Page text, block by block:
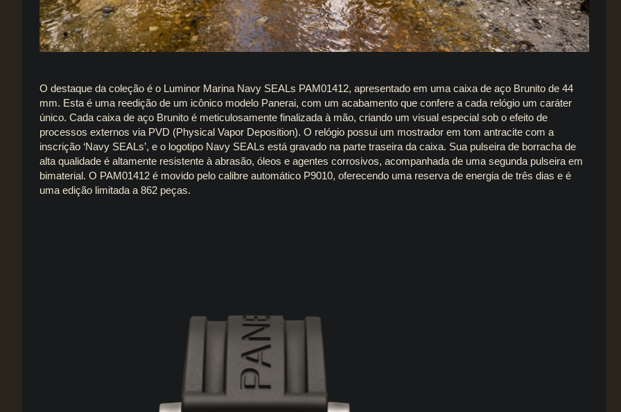
O destaque da coleção é o Luminor Marina Navy SEALs PAM01412, apresentado em uma caixa de aço Brunito de 44
mm. Esta é uma reedição de um icônico modelo Panerai, com um acabamento que confere a cada relógio um caráter
único. Cada caixa de aço Brunito é meticulosamente finalizada à mão, criando um visual especial sob o efeito de
processos externos via PVD (Physical Vapor Deposition). O relógio possui um mostrador em tom antracite com a
inscrição ‘Navy SEALs’, e o logotipo Navy SEALs está gravado na parte traseira da caixa. Sua pulseira de borracha de
alta qualidade é altamente resistente à abrasão, óleos e agentes corrosivos, acompanhada de uma segunda pulseira em
bimaterial. O PAM01412 é movido pelo calibre automático P9010, oferecendo uma reserva de energia de três dias e é
uma edição limitada a 862 peças.